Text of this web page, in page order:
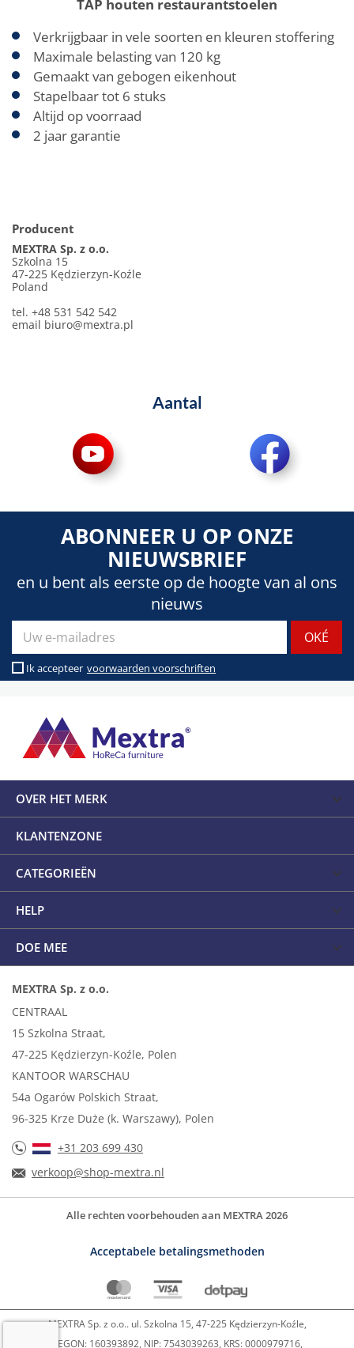
TAP houten restaurantstoelen
Verkrijgbaar in vele soorten en kleuren stoffering
Maximale belasting van 120 kg
Gemaakt van gebogen eikenhout
Stapelbaar tot 6 stuks
Altijd op voorraad
2 jaar garantie
Producent
MEXTRA Sp. z o.o.
Szkolna 15
47-225 Kędzierzyn-Koźle
Poland
tel. +48 531 542 542
email biuro@mextra.pl
Aantal
ABONNEER U OP ONZE
NIEUWSBRIEF
en u bent als eerste op de hoogte van al ons
nieuws
Ik accepteer voorwaarden voorschriften
OVER HET MERK
KLANTENZONE
CATEGORIEËN
HELP
DOE MEE
MEXTRA Sp. z o.o.
CENTRAAL
15 Szkolna Straat,
47-225 Kędzierzyn-Koźle, Polen
KANTOOR WARSCHAU
54a Ogarów Polskich Straat,
96-325 Krze Duże (k. Warszawy), Polen
+31 203 699 430
verkoop@shop-mextra.nl
Alle rechten voorbehouden aan MEXTRA 2026
Acceptabele betalingsmethoden
MEXTRA Sp. z o.o.. ul. Szkolna 15, 47-225 Kędzierzyn-Koźle,
REGON: 160393892, NIP: 7543039263, KRS: 0000979716,